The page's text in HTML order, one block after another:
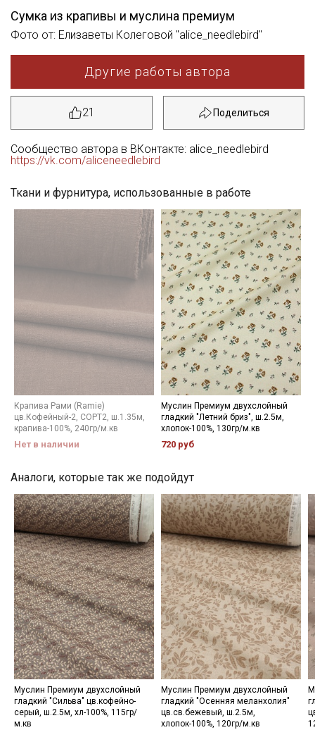
Сумка из крапивы и муслина премиум
Фото от: Елизаветы Колеговой "alice_needlebird"
Другие работы автора
21
Сообщество автора в ВКонтакте: alice_needlebird
https://vk.com/aliceneedlebird
Ткани и фурнитура, использованные в работе
Крапива Рами (Ramie)
цв.Кофейный-2, СОРТ2, ш.1.35м,
крапива-100%, 240гр/м.кв
Нет в наличии
Муслин Премиум двухслойный
гладкий "Летний бриз", ш.2.5м,
хлопок-100%, 130гр/м.кв
720 руб
Аналоги, которые так же подойдут
Муслин Премиум двухслойный
гладкий "Сильва" цв.кофейно-
серый, ш.2.5м, хл-100%, 115гр/
м.кв
Муслин Премиум двухслойный
гладкий "Осенняя меланхолия"
цв.св.бежевый, ш.2.5м,
хлопок-100%, 120гр/м.кв
Секретная рассылка от Купава
Мы публикуем здесь дополнительные
промокоды и скидки до 30% на узкие
категории тканей
Электронная почта
Подписаться
Ознакомлен(а) сПолитикой обработки персональных
данныхи даюСогласие на обработку персональных
данных
ДаюСогласие на получение рекламных и
информационных рассылок